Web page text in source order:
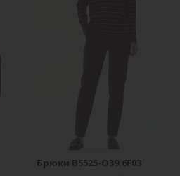
Брюки B5525-O39.6F03